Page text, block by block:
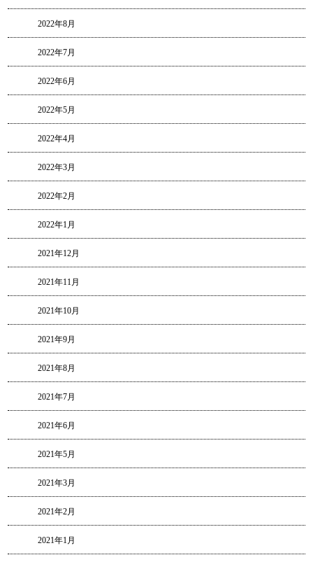
2022年8月
2022年7月
2022年6月
2022年5月
2022年4月
2022年3月
2022年2月
2022年1月
2021年12月
2021年11月
2021年10月
2021年9月
2021年8月
2021年7月
2021年6月
2021年5月
2021年3月
2021年2月
2021年1月